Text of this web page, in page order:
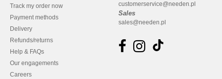
Track my order now
Payment methods
Delivery
Refunds/returns
Help & FAQs
Our engagements
Careers
customerservice@needen.pl
Sales
sales@needen.pl